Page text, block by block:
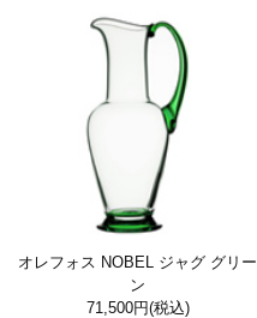
オレフォス NOBEL ジャグ グリー
ン
71,500円(税込)